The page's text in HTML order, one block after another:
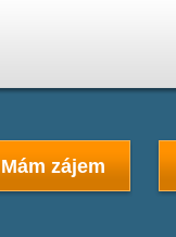
Mám zájem